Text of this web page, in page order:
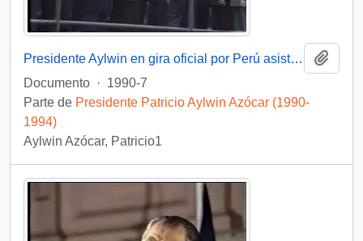
Presidente Aylwin en gira oficial por Perú asiste a ceremonia militar con motivo del cambio de mando presidencial: video
Documento · 1990-7
Parte de Presidente Patricio Aylwin Azócar (1990-
1994)
Aylwin Azócar, Patricio1